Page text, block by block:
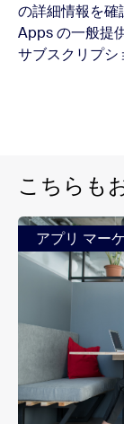
の詳細情報を
Apps の一般提
サブスクリプシ
こちらも
アプリ マー